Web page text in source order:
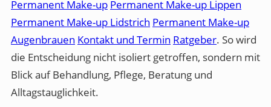
Permanent Make-up Permanent Make-up Lippen
Permanent Make-up Lidstrich Permanent Make-up
Augenbrauen Kontakt und Termin Ratgeber. So wird
die Entscheidung nicht isoliert getroffen, sondern mit
Blick auf Behandlung, Pflege, Beratung und
Alltagstauglichkeit.